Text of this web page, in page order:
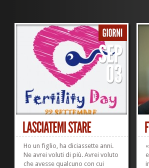
Ho un figlio, ha diciassette anni.
Ne avrei voluti di più. Avrei voluto
che avesse qualcuno con cui